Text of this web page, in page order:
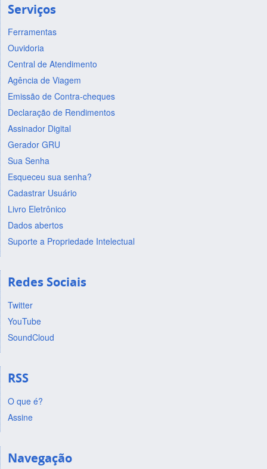
Serviços
Ferramentas
Ouvidoria
Central de Atendimento
Agência de Viagem
Emissão de Contra-cheques
Declaração de Rendimentos
Assinador Digital
Gerador GRU
Sua Senha
Esqueceu sua senha?
Cadastrar Usuário
Livro Eletrônico
Dados abertos
Suporte a Propriedade Intelectual
Redes Sociais
Twitter
YouTube
SoundCloud
RSS
O que é?
Assine
Navegação